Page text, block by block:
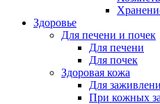
Здоровье
Для печени и почек
Для печени
Для почек
Здоровая кожа
Для
При кожных